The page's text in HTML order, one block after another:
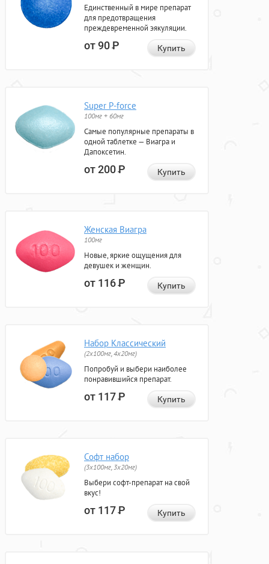
Единственный в мире препарат
для предотвращения
преждевременной эякуляции.
от 90Р Купить
Super P-force
100мг + 60мг
Самые популярные препараты в
одной таблетке — Виагра и
Дапоксетин.
от 200Р Купить
Женская Виагра
100мг
Новые, яркие ощущения для
девушек и женщин.
от 116Р Купить
Набор Классический
(2x100мг, 4x20мг)
Попробуй и выбери наиболее
понравившийся препарат.
от 117Р Купить
Софт набор
(3x100мг, 3x20мг)
Выбери софт-препарат на свой
вкус!
от 117Р Купить